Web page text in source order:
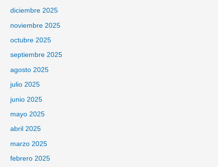
diciembre 2025
noviembre 2025
octubre 2025
septiembre 2025
agosto 2025
julio 2025
junio 2025
mayo 2025
abril 2025
marzo 2025
febrero 2025